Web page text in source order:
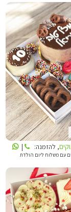
מתוקים
, להזמנה: |
עם משלוח ליום הולדת